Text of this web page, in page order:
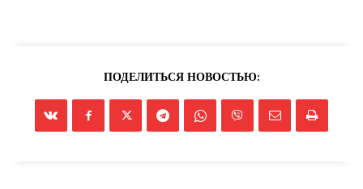
ПОДЕЛИТЬСЯ НОВОСТЬЮ: